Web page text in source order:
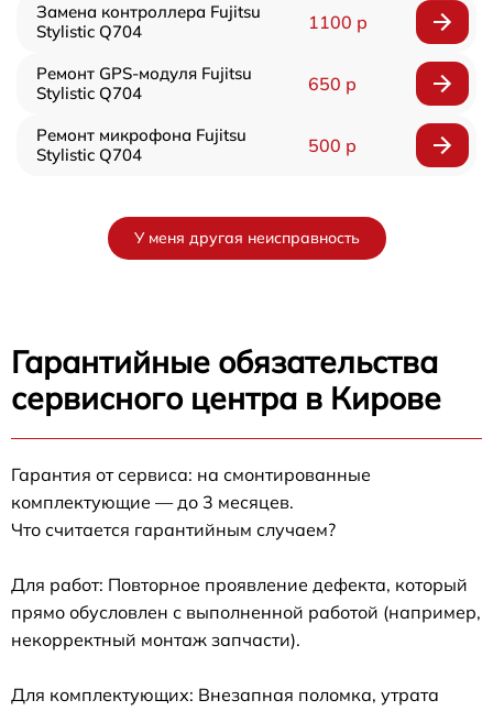
Замена контроллера Fujitsu
Stylistic Q704
1100 р
Ремонт GPS-модуля Fujitsu
Stylistic Q704
650 р
Ремонт микрофона Fujitsu
Stylistic Q704
500 р
У меня другая неисправность
Гарантийные обязательства
сервисного центра в Кирове
Гарантия от сервиса: на смонтированные
комплектующие — до 3 месяцев.
Что считается гарантийным случаем?
Для работ: Повторное проявление дефекта, который
прямо обусловлен с выполненной работой (например,
некорректный монтаж запчасти).
Для комплектующих: Внезапная поломка, утрата